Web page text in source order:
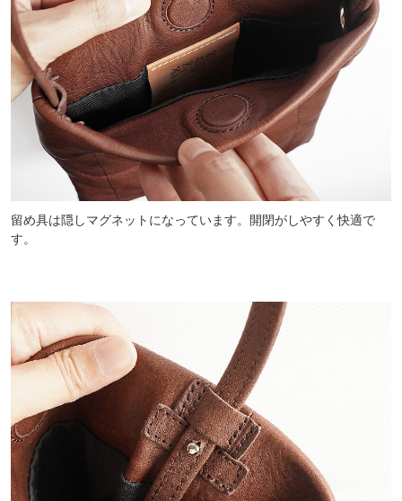
留め具は隠しマグネットになっています。開閉がしやすく快適で
す。